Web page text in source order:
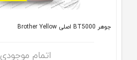
جوهر BT5000 اصلی Brother Yellow
اتمام موجودی